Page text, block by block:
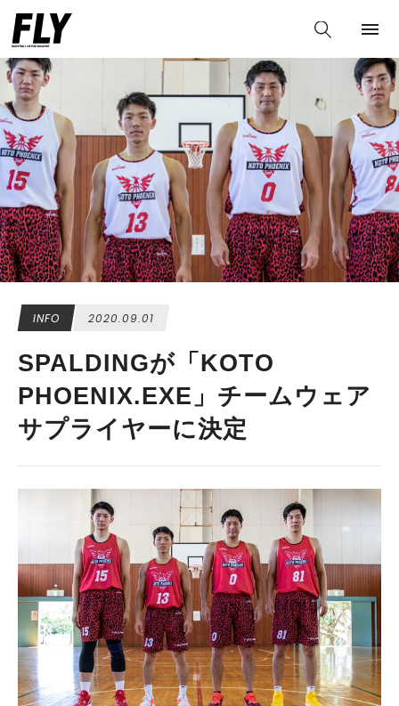
INFO 2020.09.01
SPALDINGが「KOTO
PHOENIX.EXE」チームウェア
サプライヤーに決定